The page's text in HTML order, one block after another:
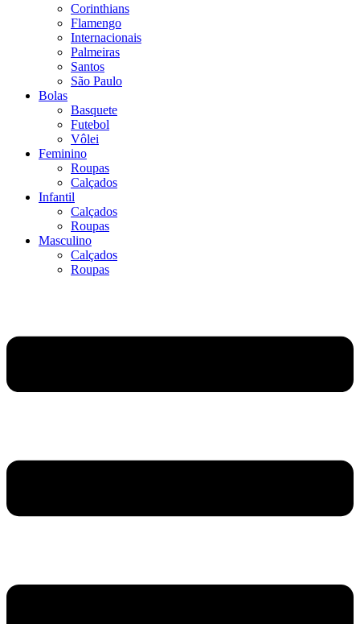
Corinthians
Flamengo
Internacionais
Palmeiras
Santos
São Paulo
Bolas
Basquete
Futebol
Vôlei
Feminino
Roupas
Calçados
Infantil
Calçados
Roupas
Masculino
Calçados
Roupas